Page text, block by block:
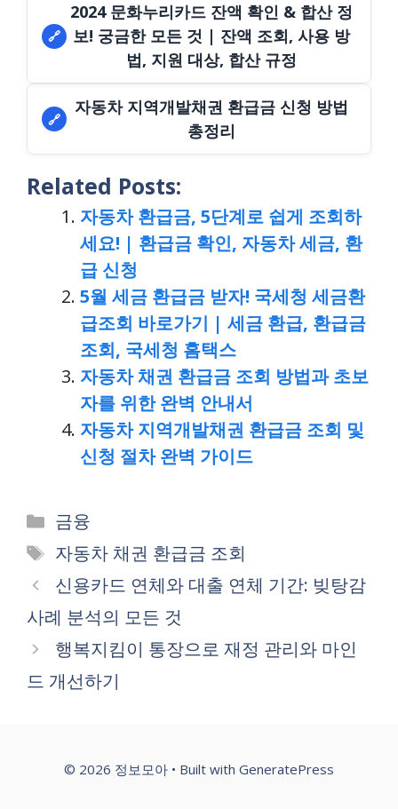
🔗
2024 문화누리카드 잔액 확인 & 합산 정
보! 궁금한 모든 것 | 잔액 조회, 사용 방
법, 지원 대상, 합산 규정
🔗
자동차 지역개발채권 환급금 신청 방법
총정리
Related Posts:
자동차 환급금, 5단계로 쉽게 조회하
세요! | 환급금 확인, 자동차 세금, 환
급 신청
5월 세금 환급금 받자! 국세청 세금환
급조회 바로가기 | 세금 환급, 환급금
조회, 국세청 홈택스
자동차 채권 환급금 조회 방법과 초보
자를 위한 완벽 안내서
자동차 지역개발채권 환급금 조회 및
신청 절차 완벽 가이드
Categories
금융
Tags
자동차 채권 환급금 조회
신용카드 연체와 대출 연체 기간: 빚탕감
사례 분석의 모든 것
행복지킴이 통장으로 재정 관리와 마인
드 개선하기
© 2026 정보모아 • Built with GeneratePress